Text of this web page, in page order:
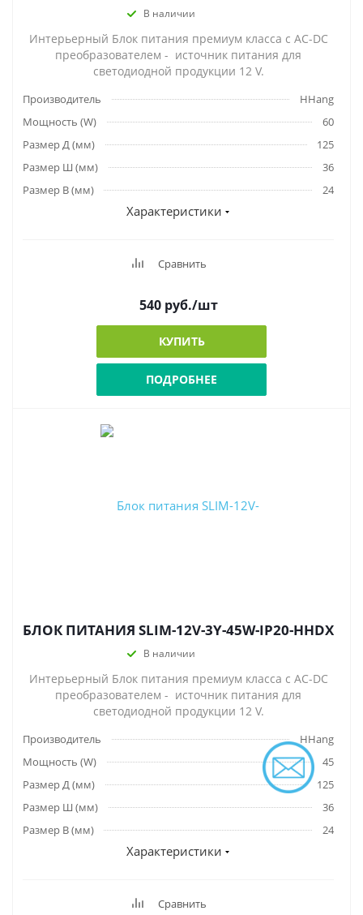
В наличии
Интерьерный Блок питания премиум класса с AC-DC
преобразователем - источник питания для
светодиодной продукции 12 V.
Производитель
HHang
Мощность (W)
60
Размер Д (мм)
125
Размер Ш (мм)
36
Размер В (мм)
24
Характеристики
Сравнить
540 руб./шт
КУПИТЬ
ПОДРОБНЕЕ
БЛОК ПИТАНИЯ SLIM-12V-3Y-45W-IP20-HHDX
В наличии
Интерьерный Блок питания премиум класса с AC-DC
преобразователем - источник питания для
светодиодной продукции 12 V.
Производитель
HHang
Мощность (W)
45
Размер Д (мм)
125
Размер Ш (мм)
36
Размер В (мм)
24
Характеристики
Сравнить